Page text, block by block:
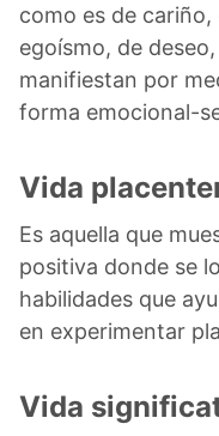
como es de
egoísmo, de
manifiestan por
forma emocional-
Vida
Es aquella que
positiva donde se
habilidades que
en experimentar
Vida